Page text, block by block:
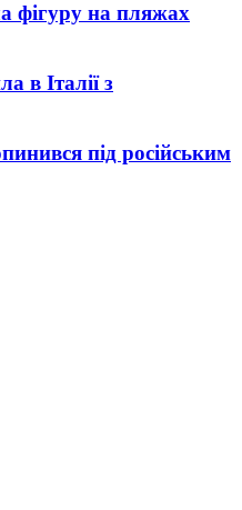
фігуру на пляжах
в Італії з
під російським